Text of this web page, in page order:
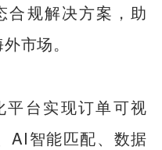
合规解决方案，助
市场。
平台实现订单可视
AI智能匹配、数据